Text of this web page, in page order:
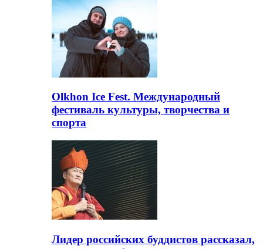
Olkhon Ice Fest. Международный
фестиваль культуры, творчества и
спорта
Лидер российских буддистов рассказал,